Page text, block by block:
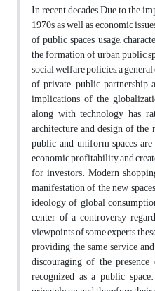
In recent decades, Due to the
1970s as well as economic
of public spaces, usage,
the formation of urban public
social welfare policies, a
of private-public partnership
implications of the
along with technology has
architecture and design of the
public and uniform spaces
economic profitability and
for investors. Modern
manifestation of the new
ideology of global
center of a controversy
viewpoints of some experts,
providing the same service
discouraging of the
recognized as a public